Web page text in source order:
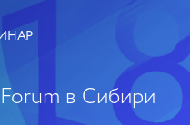
в Сибири